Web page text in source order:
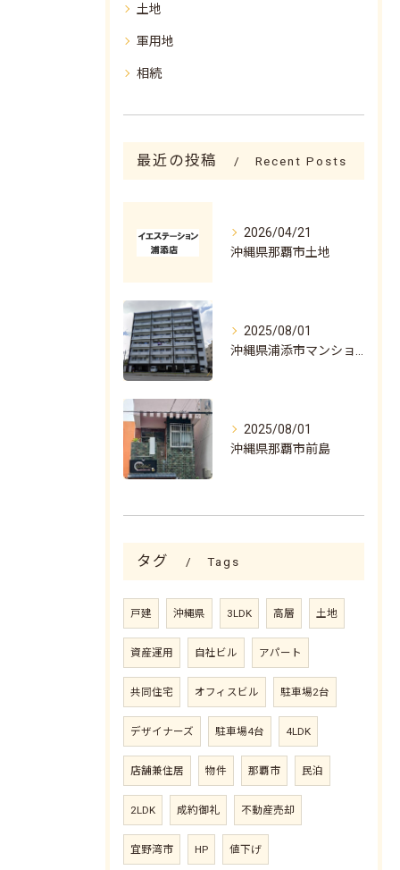
土地
軍用地
相続
最近の投稿 Recent Posts
2026/04/21
沖縄県那覇市土地
2025/08/01
2025/08/01
沖縄県那覇市前島
タグ Tags
戸建 沖縄県 3LDK 高層 土地
資産運用 自社ビル アパート
共同住宅 オフィスビル 駐車場2台
デザイナーズ 駐車場4台 4LDK
店舗兼住居 物件 那覇市 民泊
2LDK 成約御礼 不動産売却
宜野湾市 HP 値下げ